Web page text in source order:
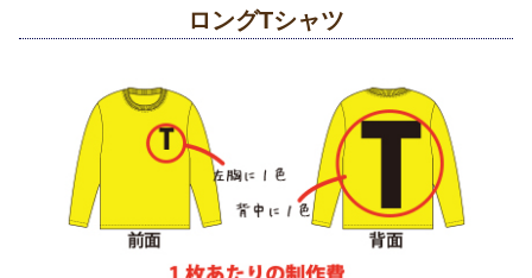
ロングTシャツ